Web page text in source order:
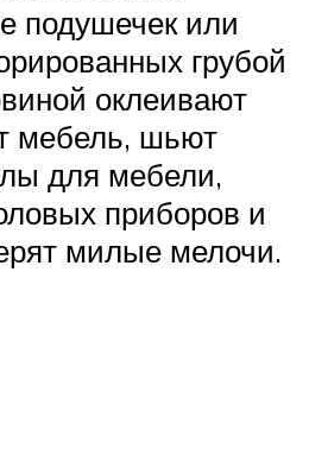
подушечек или
грубой
оклеивают
мебель, шьют
для мебели,
приборов и
милые мелочи.